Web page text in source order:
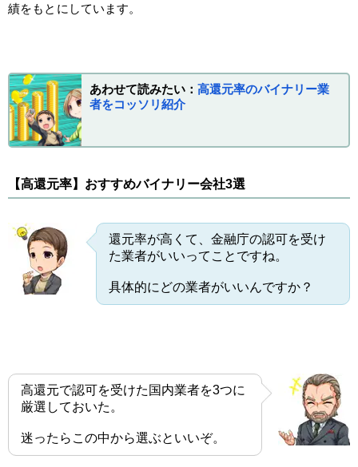
績をもとにしています。
あわせて読みたい： 高還元率のバイナリー業
者をコッソリ紹介
【高還元率】おすすめバイナリー会社3選
還元率が高くて、金融庁の認可を受け
た業者がいいってことですね。
具体的にどの業者がいいんですか？
高還元で認可を受けた国内業者を3つに
厳選しておいた。
迷ったらこの中から選ぶといいぞ。